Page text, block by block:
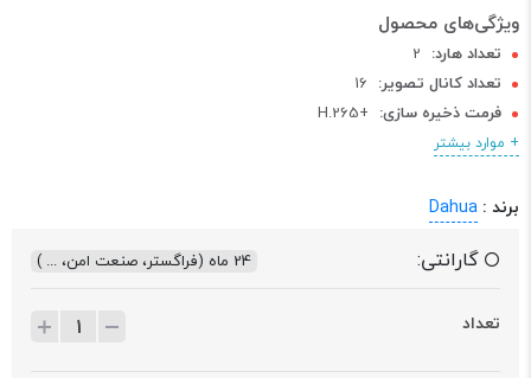
تعداد هارد: 2
تعداد کانال تصویر: 16
فرمت ذخیره سازی: +H.265
رزولوشن قابل پشتیبانی:
+ موارد بیشتر
برند : Dahua
گارانتی: 24 ماه (فراگستر، صنعت امن، ... )
تعداد